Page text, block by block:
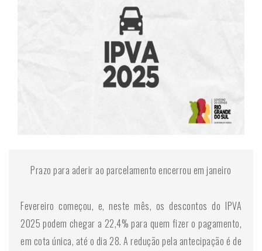
Prazo para aderir ao parcelamento encerrou em janeiro
Fevereiro começou, e, neste mês, os descontos do IPVA
2025 podem chegar a 22,4% para quem fizer o pagamento,
em cota única, até o dia 28. A redução pela antecipação é de